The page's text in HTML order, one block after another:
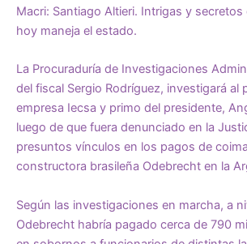
Macri: Santiago Altieri. Intrigas y secretos
hoy maneja el estado.
La Procuraduría de Investigaciones
del fiscal Sergio Rodríguez, investigará al
empresa Iecsa y primo del presidente,
luego de que fuera denunciado en la
presuntos vínculos en los pagos de
constructora brasileña Odebrecht en la
Según las investigaciones en marcha, a
Odebrecht habría pagado cerca de 790